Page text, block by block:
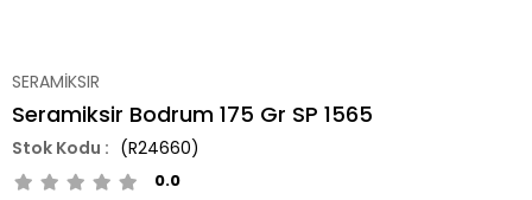
SERAMİKSIR
Seramiksir Bodrum 175 Gr SP 1565
(R24660)
0.0